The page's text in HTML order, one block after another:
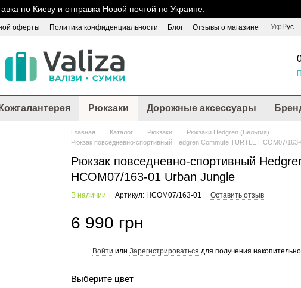
по Киеву и отправка Новой почтой по Украине.
оферты Политика конфиденциальности Блог Отзывы о магазине Укр Рус
Кожгалантерея Рюкзаки Дорожные аксессуары
Главная Каталог Рюкзаки
Рюкзаки Hedgren (Бельгия)
Рюкзак повседневно-спортивный Hedgren Commute TURTLE HCOM07/
Рюкзак повседневно-спортивный
HCOM07/163-01 Urban Jungle
В наличии Артикул: HCOM07/163-01 Оставить отзыв
6 990 грн
Войти или Зарегистрироваться для получения
Выберите цвет